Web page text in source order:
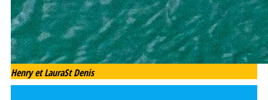
Henry et LauraSt Denis